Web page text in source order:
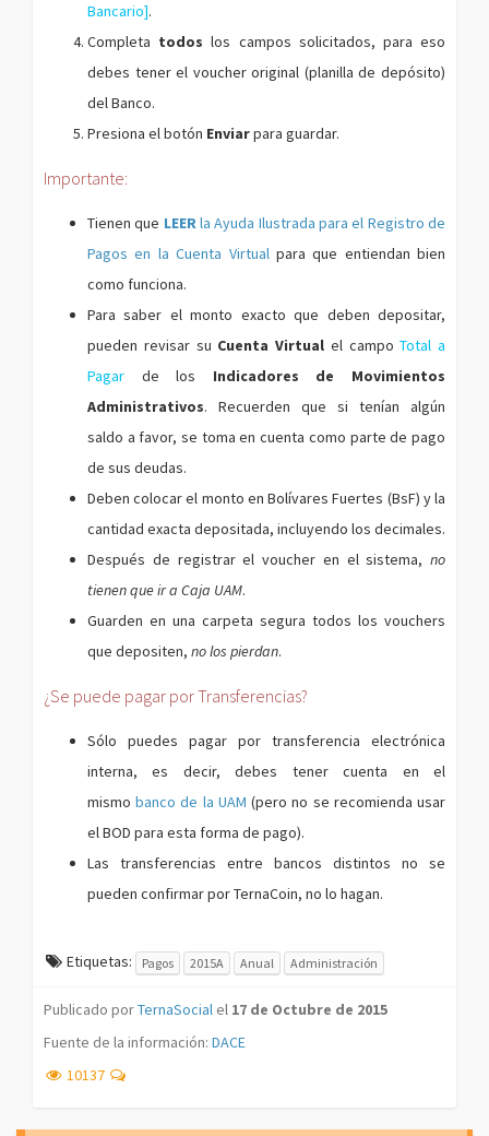
Bancario].
Completa todos los campos solicitados, para eso
debes tener el voucher original (planilla de depósito)
del Banco.
Presiona el botón Enviarpara guardar.
Importante:
Tienen que LEERla Ayuda Ilustrada para el Registro de
Pagos en la Cuenta Virtualpara que entiendan bien
como funciona.
Para saber el monto exacto que deben depositar,
pueden revisar su Cuenta Virtual el campoTotal a
Pagar de los Indicadores de Movimientos
Administrativos. Recuerden que si tenían algún
saldo a favor, se toma en cuenta como parte de pago
de sus deudas.
Deben colocar el monto en Bolívares Fuertes (BsF) y la
cantidad exacta depositada, incluyendo los decimales.
Después de registrar el voucher en el sistema, no
tienen que ir a Caja UAM.
Guarden en una carpeta segura todos los vouchers
que depositen, no los pierdan.
¿Se puede pagar por Transferencias?
Sólo puedes pagar por transferencia electrónica
interna, es decir, debes tener cuenta en el
mismobanco de la UAM (pero no se recomienda usar
el BOD para esta forma de pago).
Las transferencias entre bancos distintos no se
pueden confirmar por TernaCoin, no lo hagan.
Etiquetas: Pagos 2015A Anual Administración
Publicado porTernaSocial el 17 de Octubre de 2015
Fuente de la información: DACE
10137